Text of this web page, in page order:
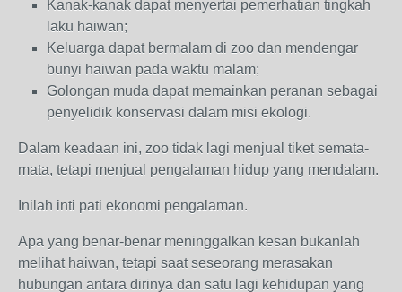
Kanak-kanak dapat menyertai pemerhatian tingkah
laku haiwan;
Keluarga dapat bermalam di zoo dan mendengar
bunyi haiwan pada waktu malam;
Golongan muda dapat memainkan peranan sebagai
penyelidik konservasi dalam misi ekologi.
Dalam keadaan ini, zoo tidak lagi menjual tiket semata-
mata, tetapi menjual pengalaman hidup yang mendalam.
Inilah inti pati ekonomi pengalaman.
Apa yang benar-benar meninggalkan kesan bukanlah
melihat haiwan, tetapi saat seseorang merasakan
hubungan antara dirinya dan satu lagi kehidupan yang